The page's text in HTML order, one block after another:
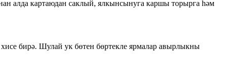
алда картаюдан саклый, ялкынсынуга каршы торырга һәм
бирә. Шулай ук бөтен бөртекле ярмалар авырлыкны